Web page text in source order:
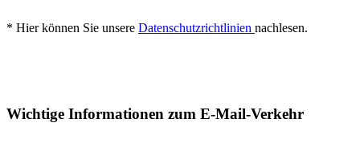
* Hier können Sie unsere Datenschutzrichtlinien nachlesen.
Wichtige Informationen zum E-Mail-Verkehr